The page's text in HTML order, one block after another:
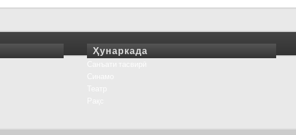
Ҳунаркада